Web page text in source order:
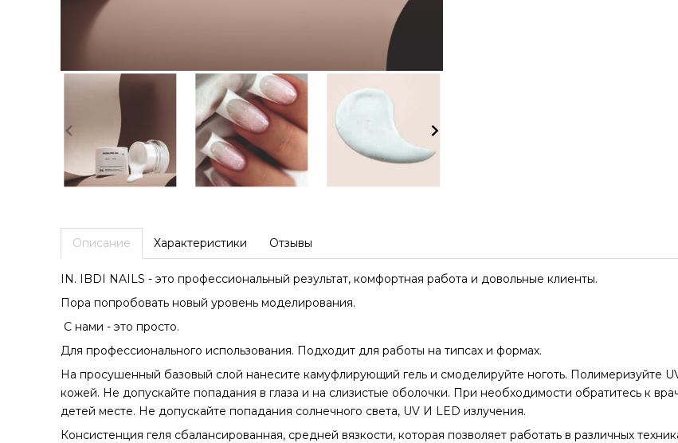
Описание
IN. IBDI NAILS - это профессиональный результат, комфортная работа и довольные клиенты.
Пора попробовать новый уровень моделирования.
C нами - это просто.
Для профессионального использования. Подходит для работы на типсах и формах.
На просушенный базовый слой нанесите камуфлирующий гель и смоделируйте ноготь. Полимеризуйте
кожей. Не допускайте попадания в глаза и на слизистые оболочки. При необходимости обратитесь к
детей месте. Не допускайте попадания солнечного света, UV И LED излучения.
Консистенция геля сбалансированная, средней вязкости, которая позволяет работать в различных
Характеристики Отзывы